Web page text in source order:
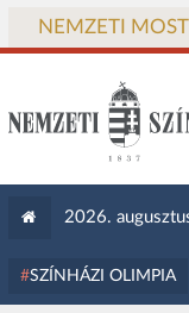
NEMZETI MOST
2026.
SZÍNHÁZI OLIMPIA